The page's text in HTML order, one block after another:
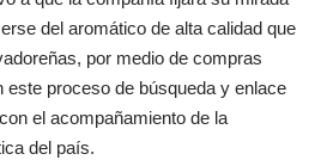
del aromático de alta calidad que
por medio de compras
este proceso de búsqueda y enlace
el acompañamiento de la
del país.